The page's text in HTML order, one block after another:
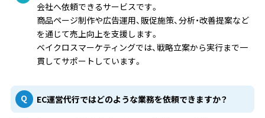
会社へ依頼できるサービスです。
商品ページ制作や広告運用、販促施策、分析・改善提案など
を通じて売上向上を支援します。
ベイクロスマーケティングでは、戦略立案から実行まで一
貫してサポートしています。
EC運営代行ではどのような業務を依頼できますか？